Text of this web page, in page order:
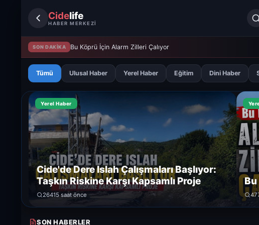
Cidelife
HABER MERKEZİ
SON DAKİKA Bu Köprü İçin Alarm Zilleri Çalıyor
Tümü Ulusal Haber Yerel Haber Eğitim Dini Haber
Yerel Haber
Cide'de Dere Islah Çalışmaları Başlıyor:
Taşkın Riskine Karşı Kapsamlı Proje
26415 saat önce
Bu
SON HABERLER